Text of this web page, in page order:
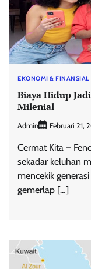
EKONOMI & FINANSIAL
Biaya Hidup
Milenial
Admin Februari 21,
Cermat Kita –
sekadar keluhan
mencekik
gemerlap […]